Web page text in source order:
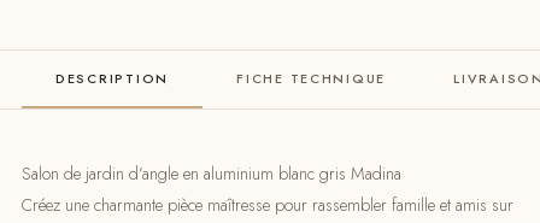
DESCRIPTION FICHE TECHNIQUE
Salon de jardin d’angle en aluminium blanc gris Madina
Créez une charmante pièce maîtresse pour rassembler famille et amis sur